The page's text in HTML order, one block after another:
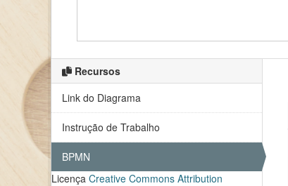
Recursos
Link do Diagrama
Instrução de Trabalho
BPMN
Licença Creative Commons Attribution